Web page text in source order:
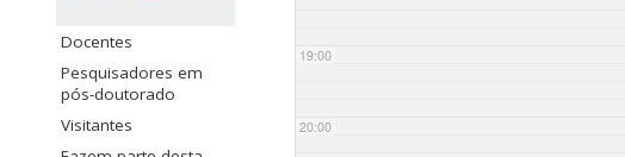
Docentes
Pesquisadores em
pós-doutorado
Visitantes
19:00
20:00